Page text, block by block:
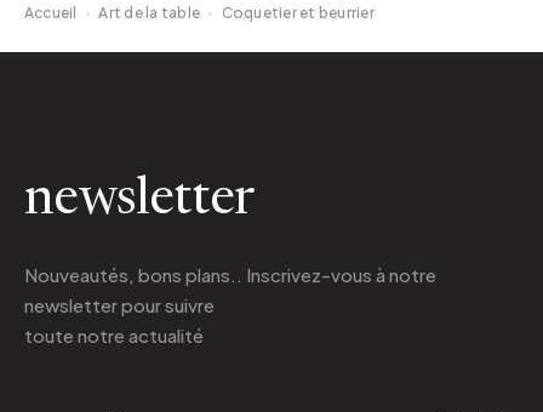
Accueil · Art de la table · Coquetier et beurrier
newsletter
Nouveautés, bons plans.. Inscrivez-vous à notre
newsletterpour suivre
toute notre actualité